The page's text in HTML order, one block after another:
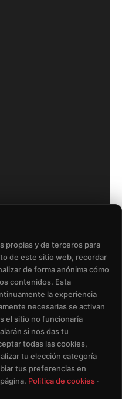
Legal​
propias y de terceros para
de este sitio web, recordar
de forma anónima cómo
contenidos. Esta
la experiencia
necesarias se activan
el sitio no funcionaría
si nos das tu
todas las cookies,
tu elección categoría
tus preferencias en
Politica de cookies ·